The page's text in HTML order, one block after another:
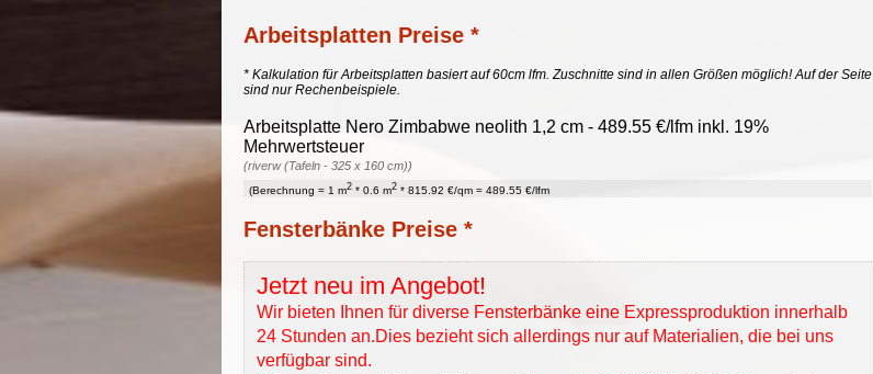
Arbeitsplatten Preise *
* Kalkulation für Arbeitsplatten basiert auf 60cm lfm. Zuschnitte sind in allen Größen möglich! Auf der Seite
sind nur Rechenbeispiele.
Arbeitsplatte Nero Zimbabwe neolith 1,2 cm - 489.55 €/lfm inkl. 19%
Mehrwertsteuer
(riverw (Tafeln - 325 x 160 cm))
(Berechnung = 1 m2 * 0.6 m2 * 815.92 €/qm = 489.55 €/lfm
Fensterbänke Preise *
Jetzt neu im Angebot!
Wir bieten Ihnen für diverse Fensterbänke eine Expressproduktion innerhalb
24 Stunden an.Dies bezieht sich allerdings nur auf Materialien, die bei uns
verfügbar sind.